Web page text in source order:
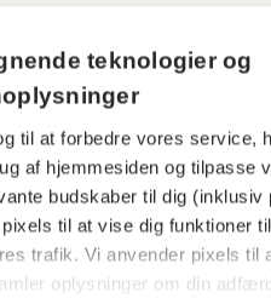
teknologier og
til at forbedre vores service,
af hjemmesiden og tilpasse
budskaber til dig (inklusiv
til at vise dig funktioner
trafik. Vi anvender pixels til
oplysninger om din
Ring til os
Åbningstider
Man-tors: 09.00-16.00
Fredag: 09.00-15.00